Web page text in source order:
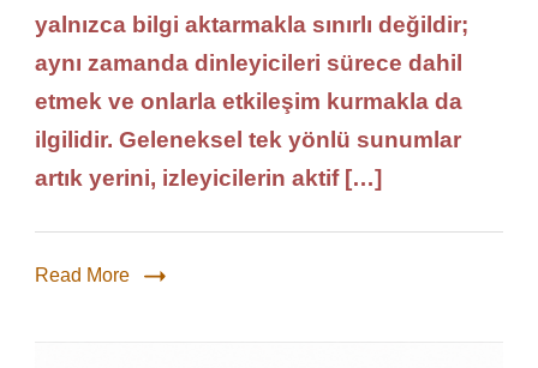
yalnızca bilgi aktarmakla sınırlı değildir;
aynı zamanda dinleyicileri sürece dahil
etmek ve onlarla etkileşim kurmakla da
ilgilidir. Geleneksel tek yönlü sunumlar
artık yerini, izleyicilerin aktif […]
Read More